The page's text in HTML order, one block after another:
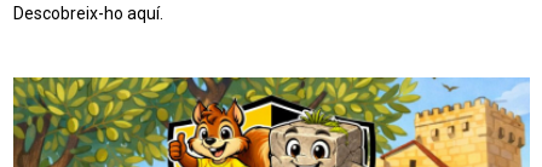
Descobreix-ho aquí.